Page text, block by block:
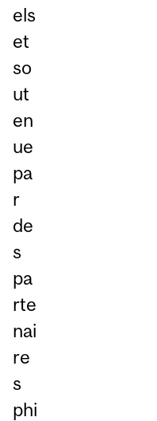
els
et
so
ut
en
ue
pa
r
de
s
pa
rte
nai
re
s
phi